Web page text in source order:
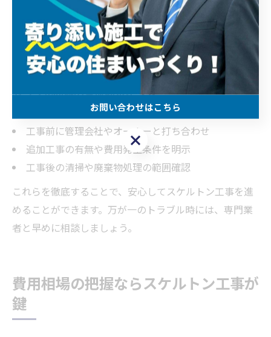
した」「原状回復の範囲が異なっていた」といったトラ
ブルが少なくないからです。例えば、解体範囲を口頭だ
けで決めず、図面や写真を用いて書面化することで、認
識のズレを防げます。
トラブル回避の具体的ポイント
契約書や見積もりの内容を細かく確認
工事前に管理会社やオーナーと打ち合わせ
追加工事の有無や費用発生条件を明示
工事後の清掃や廃棄物処理の範囲確認
これらを徹底することで、安心してスケルトン工事を進
めることができます。万が一のトラブル時には、専門業
者と早めに相談しましょう。
費用相場の把握ならスケルトン工事が
鍵
お問い合わせはこちら
お問い合わせはこちら